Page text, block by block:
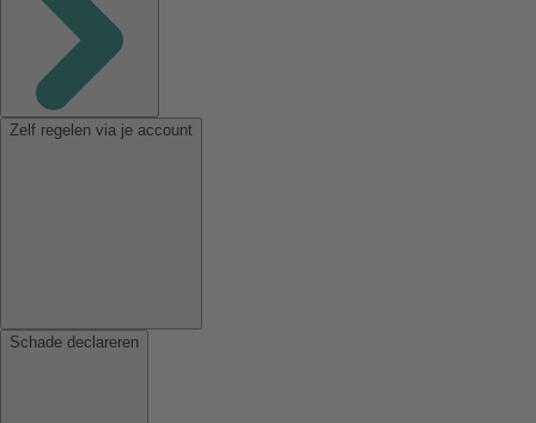
Zelf regelen via je account
Schade declareren